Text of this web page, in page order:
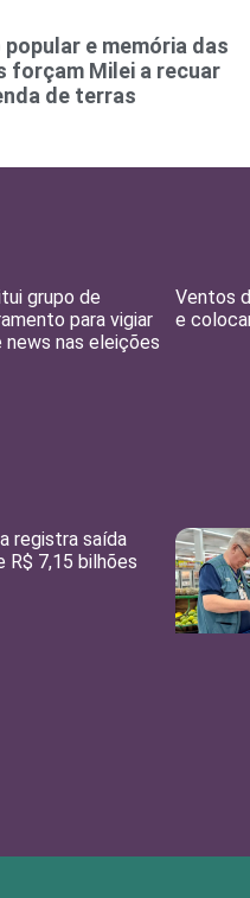
popular e memória das
forçam Milei a recuar
de terras
grupo de
para vigiar
news nas eleições
Ventos
e
registra saída
R$ 7,15 bilhões